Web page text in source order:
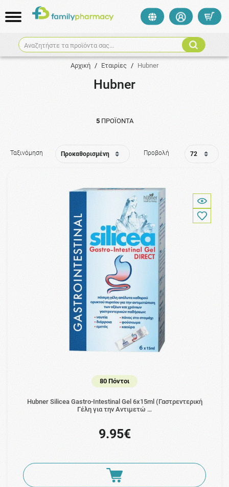
Αναζητήστε τα προϊόντα σας...
Αρχική / Εταιρίες / Hubner
Hubner
5ΠΡΟΪΌΝΤΑ
Ταξινόμηση Προβολή
80 Πόντοι
Hubner Silicea Gastro-Intestinal Gel 6x15ml (Γαστρεντερική
Γέλη για την Αντιμετώ …
9.95€